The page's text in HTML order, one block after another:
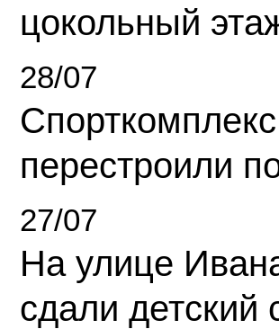
цокольный
28/07
перестроили
27/07
На улице
сдали детский